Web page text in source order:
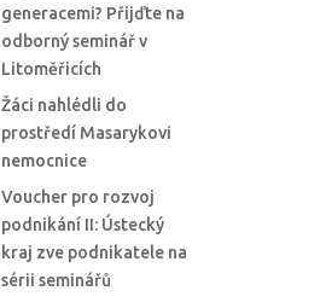
generacemi? Přijďte na
odborný seminář v
Litoměřicích
Žáci nahlédli do
prostředí Masarykovi
nemocnice
Voucher pro rozvoj
podnikání II: Ústecký
kraj zve podnikatele na
sérii seminářů